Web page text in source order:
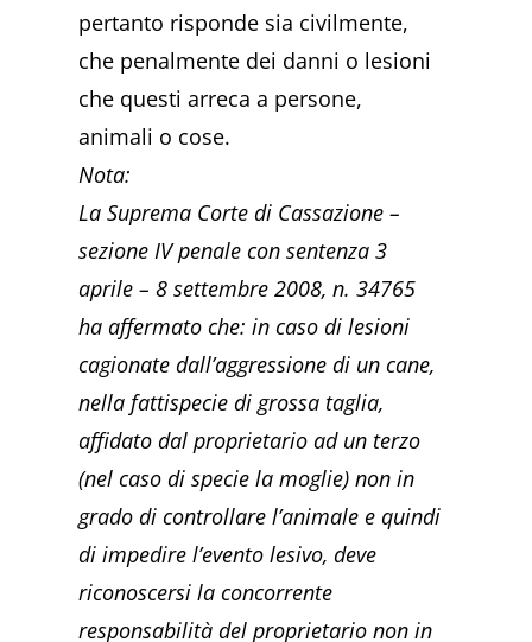
pertanto risponde sia civilmente,
che penalmente dei danni o lesioni
che questi arreca a persone,
animali o cose.
Nota:
La Suprema Corte di Cassazione –
sezione IV penale con sentenza 3
aprile – 8 settembre 2008, n. 34765
ha affermato che: in caso di lesioni
cagionate dall’aggressione di un cane,
nella fattispecie di grossa taglia,
affidato dal proprietario ad un terzo
(nel caso di specie la moglie) non in
grado di controllare l’animale e quindi
di impedire l’evento lesivo, deve
riconoscersi la concorrente
responsabilità del proprietario non in